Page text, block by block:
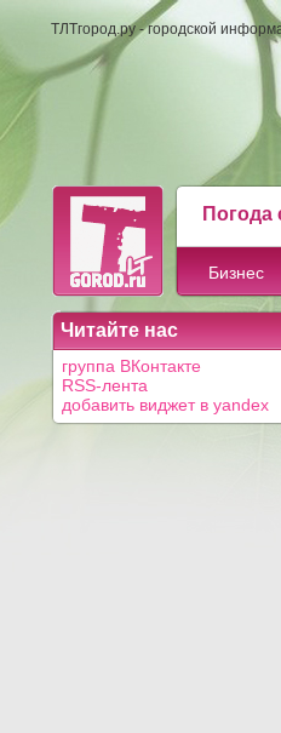
ТЛТгород.ру - городской
Погода
Бизнес
Читайте нас
группа ВКонтакте
RSS-лента
добавить виджет в yandex